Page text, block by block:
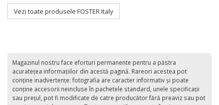
Vezi toate produsele FOSTER Italy
Magazinul nostru face eforturi permanente pentru a păstra
acurateţea informaţiilor din acestă pagină. Rareori acestea pot
conţine inadvertenţe: fotografia are caracter informativ şi poate
conţine accesorii neincluse în pachetele standard, unele specificaţii
sau preţul, pot fi modificate de catre producător fără preaviz sau pot